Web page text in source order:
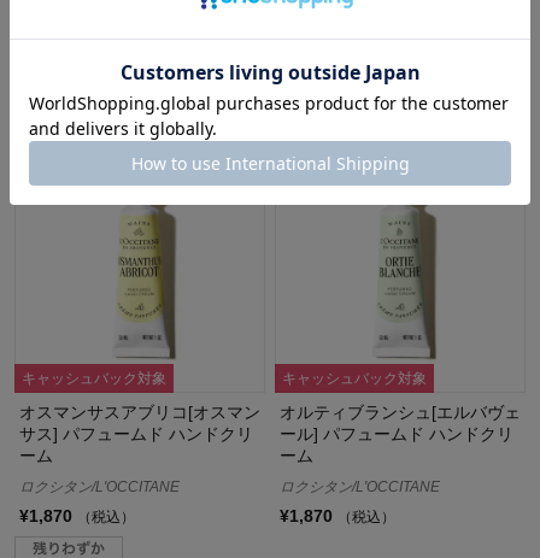
プロ・業務用
（税込）
(2)
キャッシュバック対象
オスマンサスアブリコ[オスマン
サス] パフュームド ハンドクリ
ーム
ロクシタン/L'OCCITANE
¥1,870 （税込）
キャッシュバック対象
オルティブランシュ[エルバヴェ
ール] パフュームド ハンドクリ
ーム
ロクシタン/L'OCCITANE
¥1,870 （税込）